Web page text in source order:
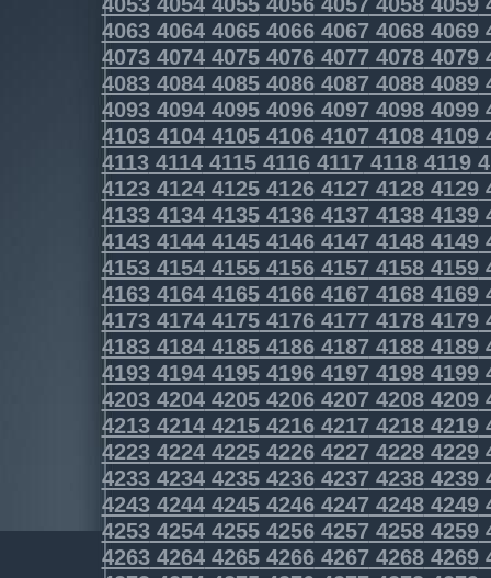
4063406440654066406740684069
4073407440754076407740784079
4083408440854086408740884089
4093409440954096409740984099
4103410441054106410741084109
4113411441154116411741184119
4123412441254126412741284129
4133413441354136413741384139
4143414441454146414741484149
4153415441554156415741584159
4163416441654166416741684169
4173417441754176417741784179
4183418441854186418741884189
4193419441954196419741984199
4203420442054206420742084209
4213421442154216421742184219
4223422442254226422742284229
4233423442354236423742384239
4243424442454246424742484249
4253425442554256425742584259
4263426442654266426742684269